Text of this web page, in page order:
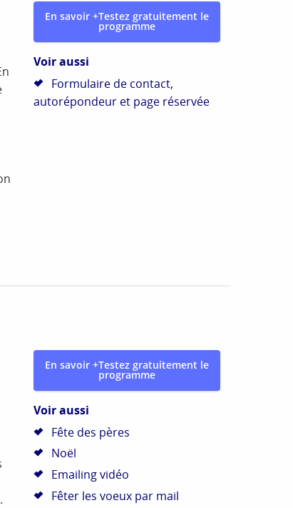
En savoir +Testez gratuitement le
programme
Voir aussi
Formulaire de contact,
autorépondeur et page réservée
En savoir +Testez gratuitement le
programme
Voir aussi
Fête des pères
Noël
Emailing vidéo
Fêter les voeux par mail